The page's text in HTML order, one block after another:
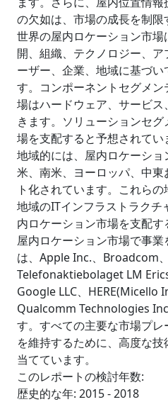
の欠如は、市場の成長を制
世界の屋内ロケーション市
開、組織、テクノロジー、
ーザー、企業、地域に基づ
す。コンポーネントセグメ
場はハードウェア、サービ
きます。ソリューションセ
場を支配すると予想されてい
地域的には、屋内ロケーシ
米、南米、ヨーロッパ、中
ト化されています。これら
地域のITインフラストラクチ
内ロケーション市場を支配す
屋内ロケーション市場で事
は、Apple Inc.、Broadcom
Telefonaktiebolaget LM
Google LLC、HERE(Micello
Qualcomm Technologies
す。すべての主要な市場プ
を維持するために、高度な
当てています。
このレポートの検討年数:
歴史的な年: 2015 - 2018